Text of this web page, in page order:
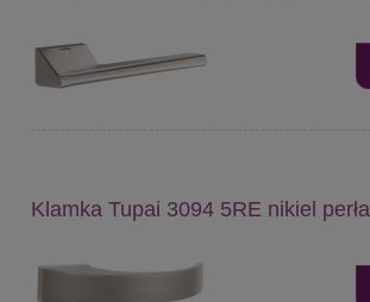
Klamka Tupai 3094 5RE nikiel perła